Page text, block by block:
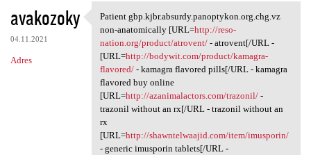
avakozoky
04.11.2021
Adres
Patient gbp.kjbr.absurdy
Patient gbp.kjbr.absurdy.panoptykon.org.chg.vz
non-anatomically [URL=http://reso-
nation.org/product/atrovent/- atrovent[/URL -
[URL=http://bodywit.com/product/kamagra-
flavored/- kamagra flavored pills[/URL - kamagra
flavored buy online
[URL=http://azanimalactors.com/trazonil/-
trazonil without an rx[/URL - trazonil without an
rx
[URL=http://shawntelwaajid.com/item/imusporin/
- generic imusporin tablets[/URL -